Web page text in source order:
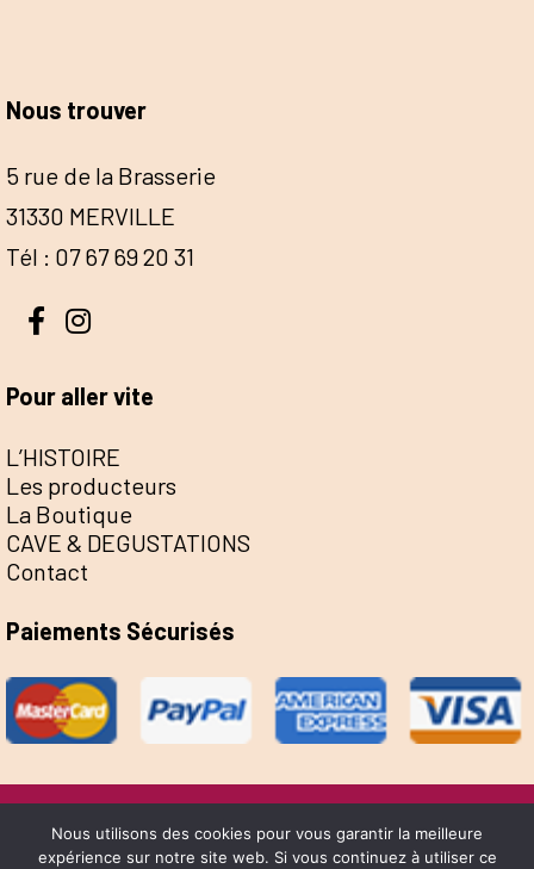
Nous trouver
5 rue de la Brasserie
31330 MERVILLE
Tél : 07 67 69 20 31
Pour aller vite
L’HISTOIRE
Les producteurs
La Boutique
CAVE & DEGUSTATIONS
Contact
Paiements Sécurisés
@Escale de la Save 2022 - Réalisation Sophie
Nous utilisons des cookies pour vous garantir la meilleure
expérience sur notre site web. Si vous continuez à utiliser ce